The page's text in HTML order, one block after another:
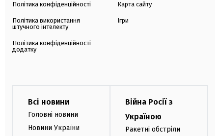
Політика конфіденційності
Політика використання
штучного інтелекту
Політика конфіденційності
додатку
Карта сайту
Ігри
Всі новини
Головні новини
Новини України
Війна Росії з
Україною
Ракетні обстріли